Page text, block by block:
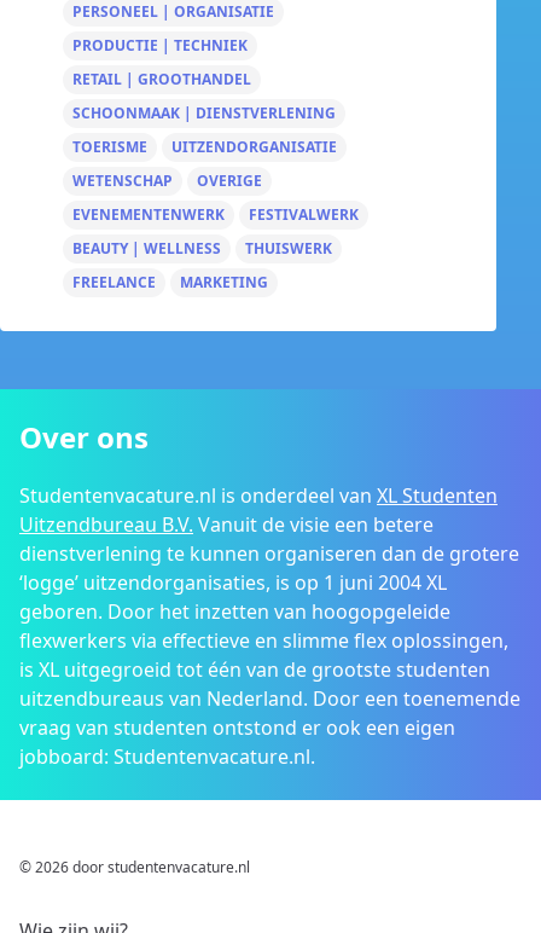
PERSONEEL | ORGANISATIE
PRODUCTIE | TECHNIEK
RETAIL | GROOTHANDEL
SCHOONMAAK | DIENSTVERLENING
TOERISME
UITZENDORGANISATIE
WETENSCHAP
OVERIGE
EVENEMENTENWERK
FESTIVALWERK
BEAUTY | WELLNESS
THUISWERK
FREELANCE
MARKETING
Over ons
Studentenvacature.nl is onderdeel van XL Studenten
Uitzendbureau B.V. Vanuit de visie een betere
dienstverlening te kunnen organiseren dan de grotere
‘logge’ uitzendorganisaties, is op 1 juni 2004 XL
geboren. Door het inzetten van hoogopgeleide
flexwerkers via effectieve en slimme flex oplossingen,
is XL uitgegroeid tot één van de grootste studenten
uitzendbureaus van Nederland. Door een toenemende
vraag van studenten ontstond er ook een eigen
jobboard: Studentenvacature.nl.
© 2026 door studentenvacature.nl